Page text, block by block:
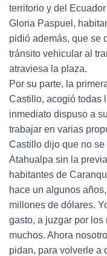
territorio y del
Gloria Paspuel,
pidió además, que se
tránsito vehicular al
atraviesa la plaza.
Por su parte, la
Castillo, acogió todas
inmediato dispuso a
trabajar en varias
Castillo dijo que no
Atahualpa sin la
habitantes de
hace un algunos
millones de dólares.
gasto, a juzgar por los
muchos. Ahora
pidan, para volverle a